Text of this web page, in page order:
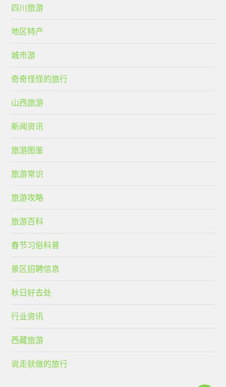
四川旅游
地区特产
城市游
奇奇怪怪的旅行
山西旅游
新闻资讯
旅游图鉴
旅游常识
旅游攻略
旅游百科
春节习俗科普
景区招聘信息
秋日好去处
行业资讯
西藏旅游
说走就做的旅行